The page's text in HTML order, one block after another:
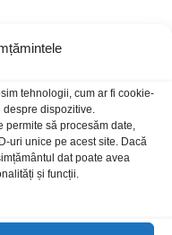
tehnologii, cum ar fi cookie-
despre dispozitive.
permite să procesăm date,
uri unice pe acest site. Dacă
dat poate avea
și funcții.